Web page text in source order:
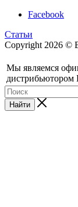
Facebook
Статьи
Copyright 2026 ©
Мы являемся
дистрибьютором
Найти